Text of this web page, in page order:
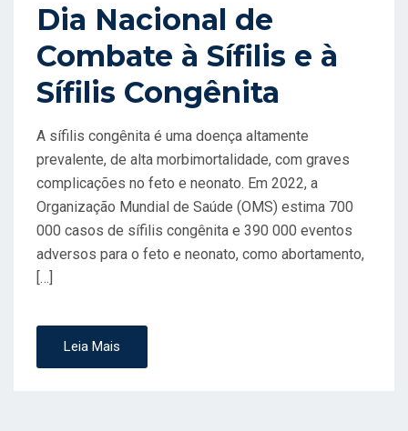
A
D
Dia Nacional de
Combate à Sífilis e à
Sífilis Congênita
A sífilis congênita é uma doença altamente
prevalente, de alta morbimortalidade, com graves
complicações no feto e neonato. Em 2022, a
Organização Mundial de Saúde (OMS) estima 700
000 casos de sífilis congênita e 390 000 eventos
adversos para o feto e neonato, como abortamento,
[…]
Leia Mais